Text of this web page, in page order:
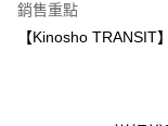
銷售重點
【Kinosho TRANSIT